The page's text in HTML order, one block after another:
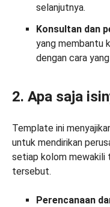
selanjutnya.
Konsultan dan
yang membantu
dengan cara
2. Apa saja
Template ini
untuk mendirikan
setiap kolom mewakili
tersebut.
Perencanaan